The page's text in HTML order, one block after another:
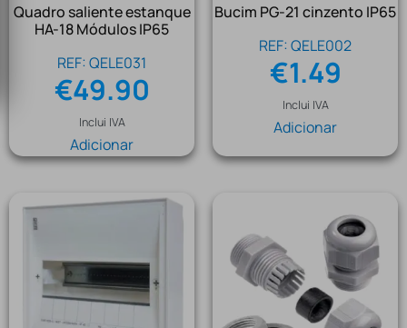
Quadro saliente estanque
HA-18 Módulos IP65
REF: QELE031
€49.90
Inclui IVA
Adicionar
Bucim PG-21 cinzento IP65
REF: QELE002
€1.49
Inclui IVA
Adicionar